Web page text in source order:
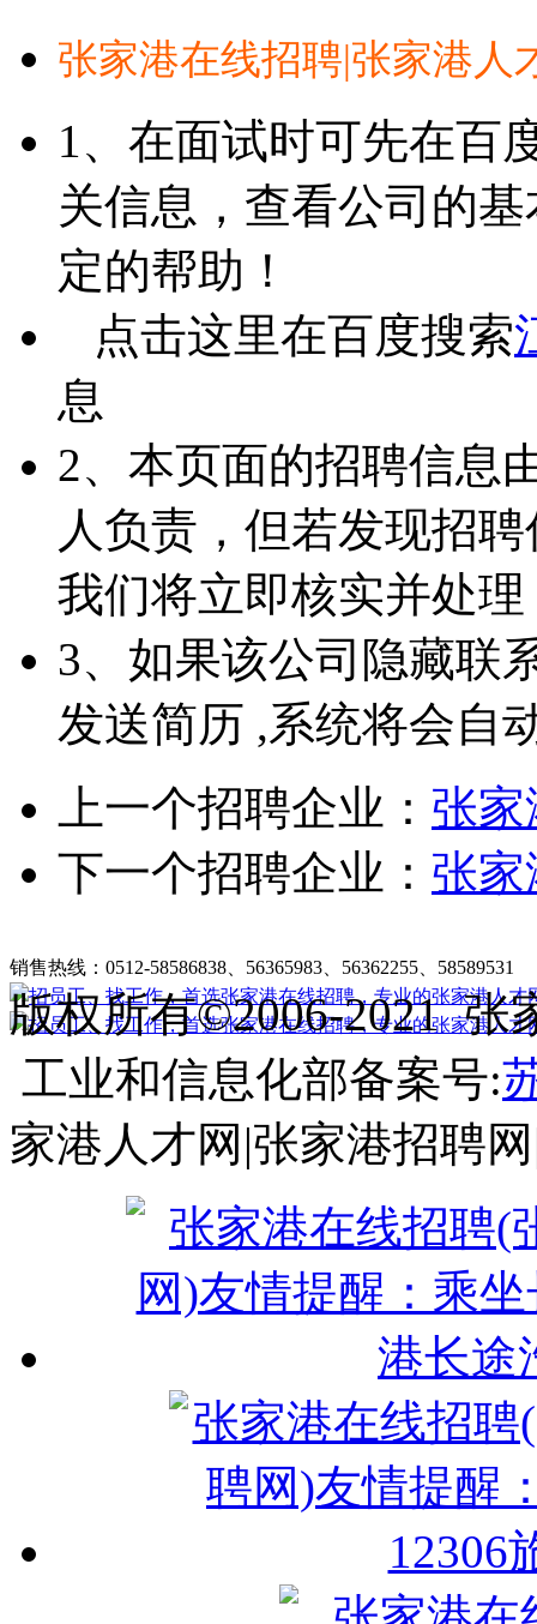
张家港在线招聘|张家港人
1、在面试时可先在百
关信息，查看公司的
定的帮助！
点击这里在百度搜索
息
2、本页面的招聘信息
人负责，但若发现招
我们将立即核实并处理
3、如果该公司隐藏联
发送简历 ,系统将会自
上一个招聘企业： 张
下一个招聘企业： 张
销售热线：0512-58586838、56365983、56362255、58589531
版权所有©2006-2021 张
工业和信息化部备案号:
家港人才网|张家港招聘